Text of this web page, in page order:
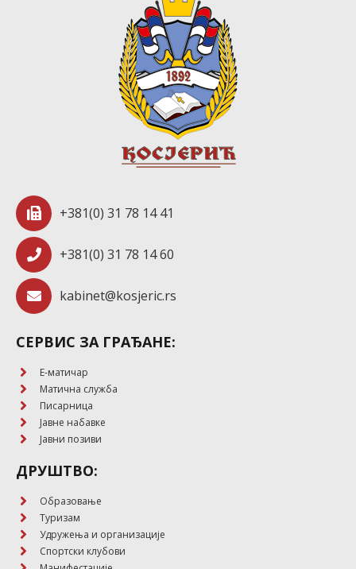
+381(0) 31 78 14 41
+381(0) 31 78 14 60
kabinet@kosjeric.rs
СЕРВИС ЗА ГРАЂАНЕ:
E-матичар
Матична служба
Писарница
Јавне набавке
Јавни позиви
ДРУШТВО:
Образовање
Туризам
Удружења и организације
Спортски клубови